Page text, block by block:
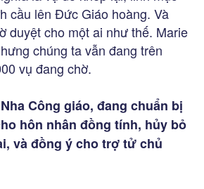
cầu lên Đức Giáo hoàng. Và
duyệt cho một ai như thế. Marie
chúng ta vẫn đang trên
vụ đang chờ.
Công giáo, đang chuẩn bị
hôn nhân đồng tính, hủy bỏ
và đồng ý cho trợ tử chủ